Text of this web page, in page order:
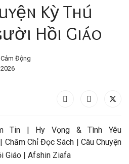
Kỳ Thú
Hồi Giáo
Động
Tin | Hy Vọng & Tình Yêu
| Chăm Chỉ Đọc Sách | Câu Chuyện
Giáo | Afshin Ziafa